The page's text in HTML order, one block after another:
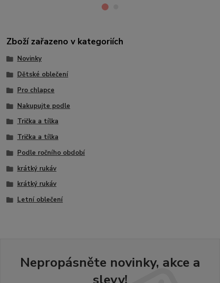
Zboží zařazeno v kategoriích
Novinky
Dětské oblečení
Pro chlapce
Nakupujte podle
Trička a tílka
Trička a tílka
Podle ročního období
krátký rukáv
krátký rukáv
Letní oblečení
Nepropásněte novinky, akce a